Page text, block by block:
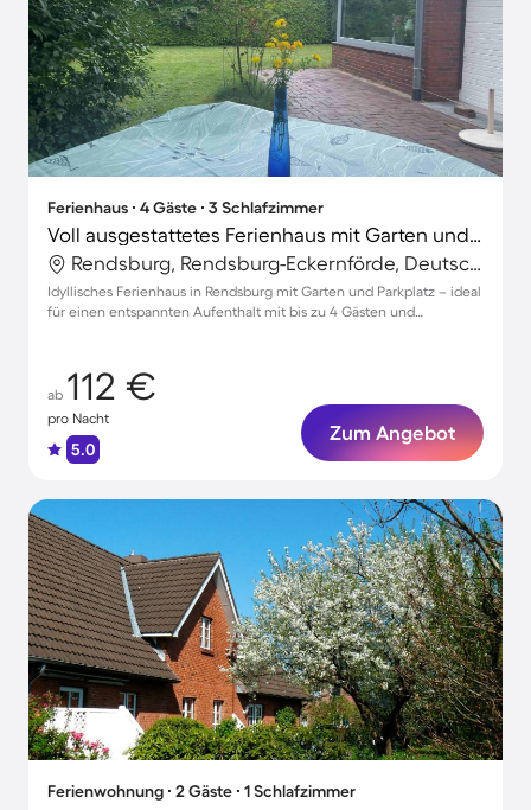
Ferienhaus ∙ 4 Gäste ∙ 3 Schlafzimmer
Voll ausgestattetes Ferienhaus mit Garten und Terrasse | Haustiere sind willkommen
Rendsburg, Rendsburg-Eckernförde, Deutschland
Idyllisches Ferienhaus in Rendsburg mit Garten und Parkplatz – ideal
für einen entspannten Aufenthalt mit bis zu 4 Gästen und
ab 112 €
pro Nacht
5.0
Zum Angebot
Ferienwohnung ∙ 2 Gäste ∙ 1 Schlafzimmer